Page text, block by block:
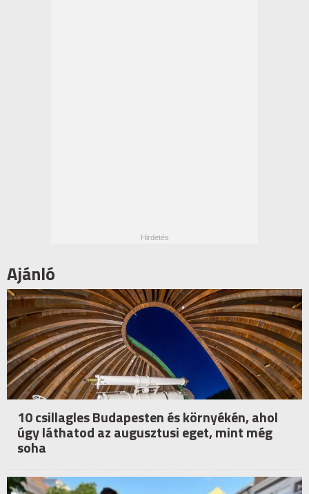
Ajánló
10 csillagles Budapesten és környékén, ahol
úgy láthatod az augusztusi eget, mint még
soha